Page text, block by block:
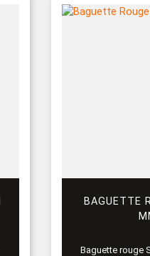
BAGUETTE
Baguette rouge